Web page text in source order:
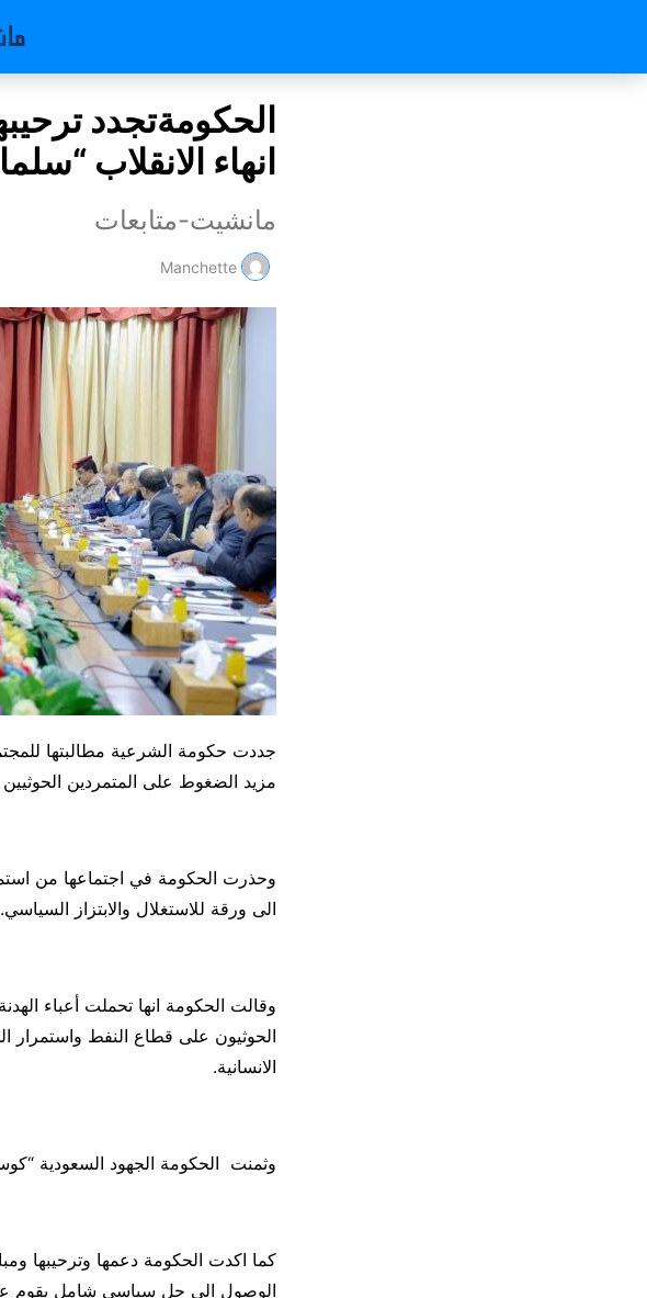
الحكومةتجدد
انهاء الانقلاب
مانشيت-متابعات
Manchette
جددت حكومة الشرعية مطالبتها
مزيد الضغوط على المتمردين
وحذرت الحكومة في اجتماعها من
الى ورقة للاستغلال والابتزاز السياسي.
وقالت الحكومة انها تحملت أعباء الهدنة
الحوثيون على قطاع النفط واستمرار
الانسانية.
وثمنت الحكومة الجهود السعودية
كما اكدت الحكومة دعمها وترحيبها
الوصول الى حل سياسي شامل يقوم